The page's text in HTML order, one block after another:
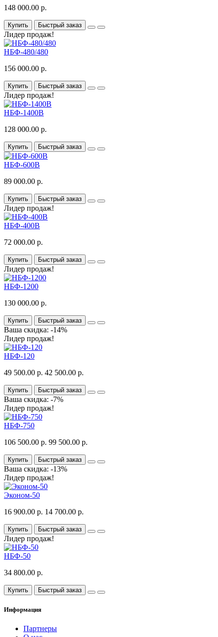
148 000.00 р.
Купить Быстрый заказ
Лидер продаж!
НБФ-480/480
156 000.00 р.
Купить Быстрый заказ
Лидер продаж!
НБФ-1400B
128 000.00 р.
Купить Быстрый заказ
НБФ-600В
89 000.00 р.
Купить Быстрый заказ
Лидер продаж!
НБФ-400В
72 000.00 р.
Купить Быстрый заказ
Лидер продаж!
НБФ-1200
130 000.00 р.
Купить Быстрый заказ
Ваша скидка: -14%
Лидер продаж!
НБФ-120
49 500.00 р. 42 500.00 р.
Купить Быстрый заказ
Ваша скидка: -7%
Лидер продаж!
НБФ-750
106 500.00 р. 99 500.00 р.
Купить Быстрый заказ
Ваша скидка: -13%
Лидер продаж!
Эконом-50
16 900.00 р. 14 700.00 р.
Купить Быстрый заказ
Лидер продаж!
НБФ-50
34 800.00 р.
Купить Быстрый заказ
Информация
Партнеры